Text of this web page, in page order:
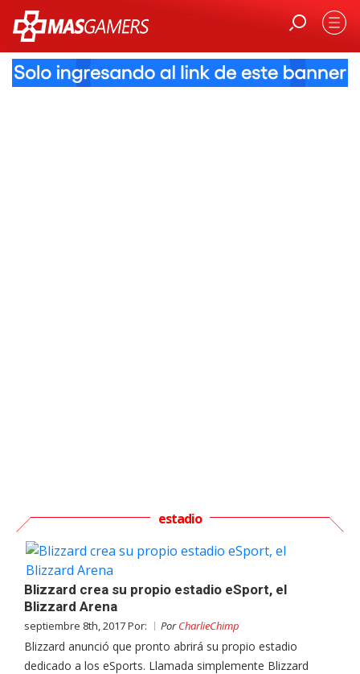
estadio
Blizzard crea su propio estadio eSport, el
Blizzard Arena
septiembre 8th, 2017 Por: PorCharlieChimp
Blizzard anunció que pronto abrirá su propio estadio
dedicado a los eSports. Llamada simplemente Blizzard